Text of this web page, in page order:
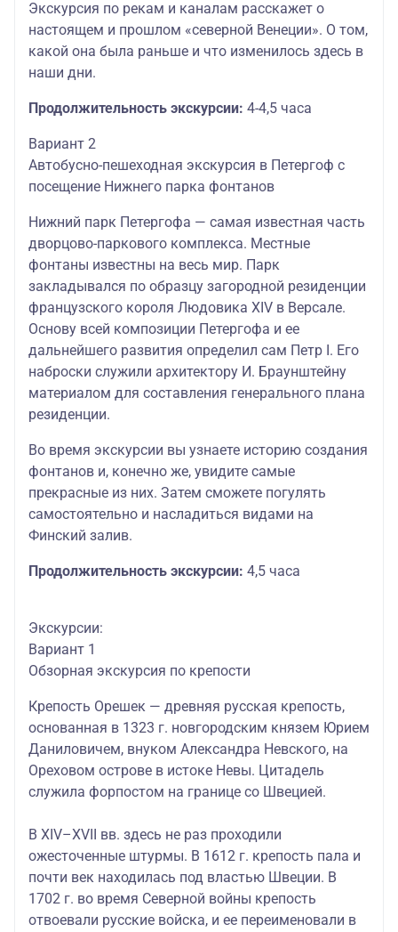
Экскурсия по рекам и каналам расскажет о
настоящем и прошлом «северной Венеции». О том,
какой она была раньше и что изменилось здесь в
наши дни.
Продолжительность экскурсии: 4-4,5 часа
Вариант 2
Автобусно-пешеходная экскурсия в Петергоф с
посещение Нижнего парка фонтанов
Нижний парк Петергофа — самая известная часть
дворцово-паркового комплекса. Местные
фонтаны известны на весь мир. Парк
закладывался по образцу загородной резиденции
французского короля Людовика XIV в Версале.
Основу всей композиции Петергофа и ее
дальнейшего развития определил сам Петр I. Его
наброски служили архитектору И. Браунштейну
материалом для составления генерального плана
резиденции.
Во время экскурсии вы узнаете историю создания
фонтанов и, конечно же, увидите самые
прекрасные из них. Затем сможете погулять
самостоятельно и насладиться видами на
Финский залив.
Продолжительность экскурсии: 4,5 часа
Экскурсии:
Вариант 1
Обзорная экскурсия по крепости
Крепость Орешек — древняя русская крепость,
основанная в 1323 г. новгородским князем Юрием
Даниловичем, внуком Александра Невского, на
Ореховом острове в истоке Невы. Цитадель
служила форпостом на границе со Швецией.
В XIV–XVII вв. здесь не раз проходили
ожесточенные штурмы. В 1612 г. крепость пала и
почти век находилась под властью Швеции. В
1702 г. во время Северной войны крепость
отвоевали русские войска, и ее переименовали в